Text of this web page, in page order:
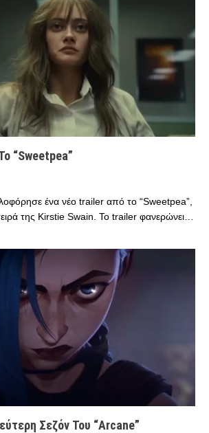
“Sweetpea”
ένα νέο trailer από το “Sweetpea”,
της Kirstie Swain. Το trailer φανερώνει…
Σεζόν Του “Arcane”